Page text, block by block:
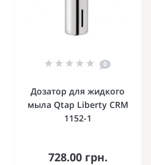
0
Дозатор для жидкого
мыла Qtap Liberty CRM
1152-1
728.00 грн.